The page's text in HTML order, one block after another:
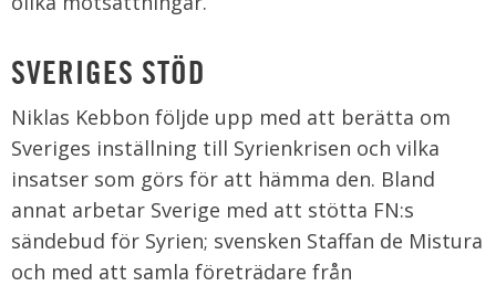
SVERIGES STÖD
Niklas Kebbon följde upp med att berätta om
Sveriges inställning till Syrienkrisen och vilka
insatser som görs för att hämma den. Bland
annat arbetar Sverige med att stötta FN:s
sändebud för Syrien; svensken Staffan de Mistura
och med att samla företrädare från